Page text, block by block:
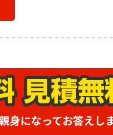
身になってお答えし